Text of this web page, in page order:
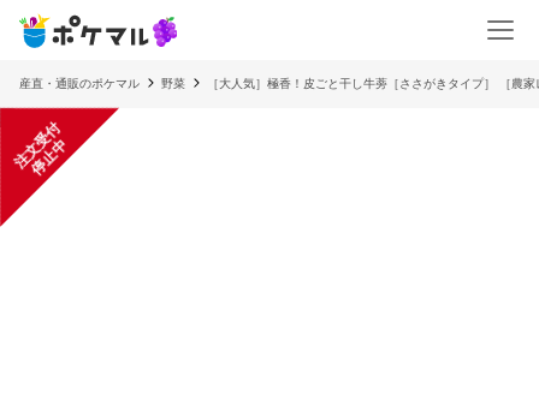
産直・通販のポケマル 野菜 ［大人気］極香！皮ごと干し牛蒡［ささがきタイプ］ ［農
注
文
受
付
停
止
中